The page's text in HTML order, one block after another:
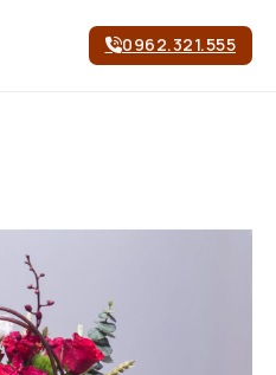
0962.321.555